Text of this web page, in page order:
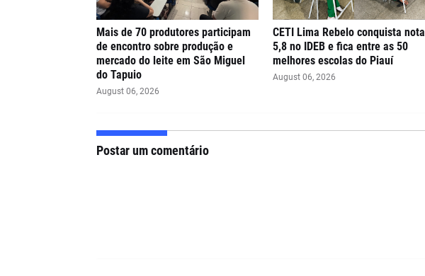
Mais de 70 produtores participam
de encontro sobre produção e
mercado do leite em São Miguel
do Tapuio
August 06, 2026
CETI Lima Rebelo conquista nota
5,8 no IDEB e fica entre as 50
melhores escolas do Piauí
August 06, 2026
Postar um comentário